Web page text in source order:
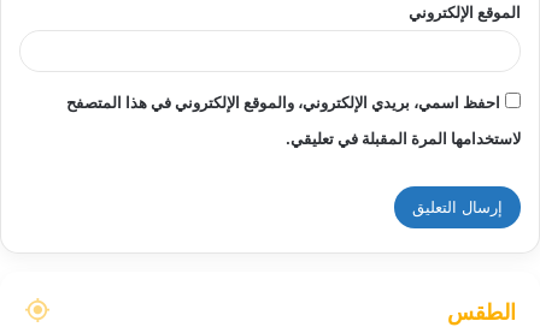
الموقع الإلكتروني
احفظ اسمي، بريدي الإلكتروني، والموقع الإلكتروني في هذا المتصفح
لاستخدامها المرة المقبلة في تعليقي.
الطقس